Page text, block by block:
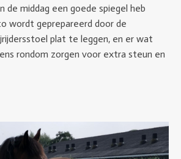
de middag een goede spiegel heb
wordt geprepareerd door de
plat te leggen, en er wat
rondom zorgen voor extra steun en